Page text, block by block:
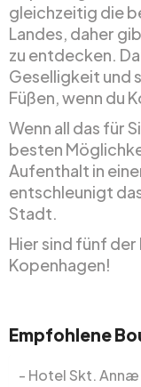
gleichzeitig die
Landes, daher
zu entdecken.
Geselligkeit und
Füßen, wenn du
Wenn all das für
besten
Aufenthalt in
entschleunigt
Stadt.
Hier sind fünf
Kopenhagen!
Empfohlene
Hotel Skt. Annæ